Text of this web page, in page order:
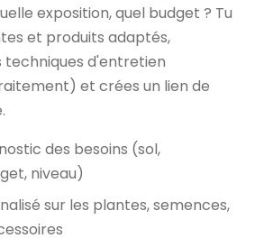
exposition, quel budget ? Tu
et produits adaptés,
d'entretien
et crées un lien de
des besoins (sol,
niveau)
sur les plantes, semences,